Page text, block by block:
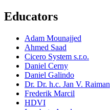
Educators
Adam Mounajjed
Ahmed Saad
Cicero System s.r.o.
Daniel Cerny
Daniel Galindo
Dr. Dr. h.c. Jan V. Raiman
Frederik Marcil
HDVI